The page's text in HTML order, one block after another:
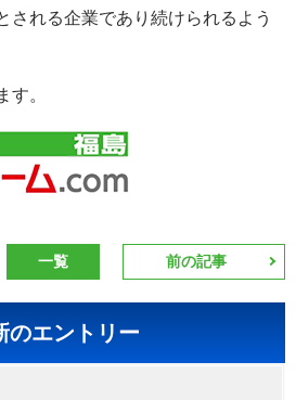
される企業であり続けられるよう
す。
一覧 前の記事
のエントリー